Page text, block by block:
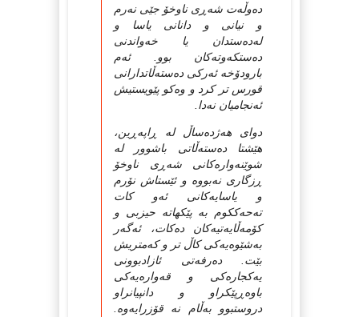
ده‌وڵه‌ت شه‌ڕی ناوخۆ جێی نه‌رم
و نیانی و دانانی یاسا و
له‌ده‌ستدان یا خه‌واندنی
ده‌ستكه‌وته‌كان بوو. ئه‌م
بارودۆخه ئه‌ركی ده‌سته‌ڵاتدارانی
قورس تر كرد و وه‌كو پێویستیش
ئه‌نجامیان نه‌دا.
دوای هه‌ژده‌ساڵ له ڕاپه‌ڕین،
هێشتا ده‌سته‌ڵاتی باشوور له
شوێنه‌واره‌كانی شه‌ڕی ناوخۆ
ڕزگاری نه‌بووه و ئێستاش نۆرم
و یاسایه‌كانی ئه‌و كات
ته‌حه‌ككوم به پێكهاته حیزبی و
كۆمه‌ڵایه‌تیه‌كان ده‌كات، ئه‌گه‌ر
به‌شێوه‌یه‌كی كاڵ تر و كه‌متریش
بێت. ده‌رفه‌تی ئازادبوونی
یه‌كجاره‌كی و قه‌واره‌یه‌كی
باوه‌ڕپێكراو و دانپیانراو
دروستبوو به‌ڵام نه قۆزرایه‌وه.